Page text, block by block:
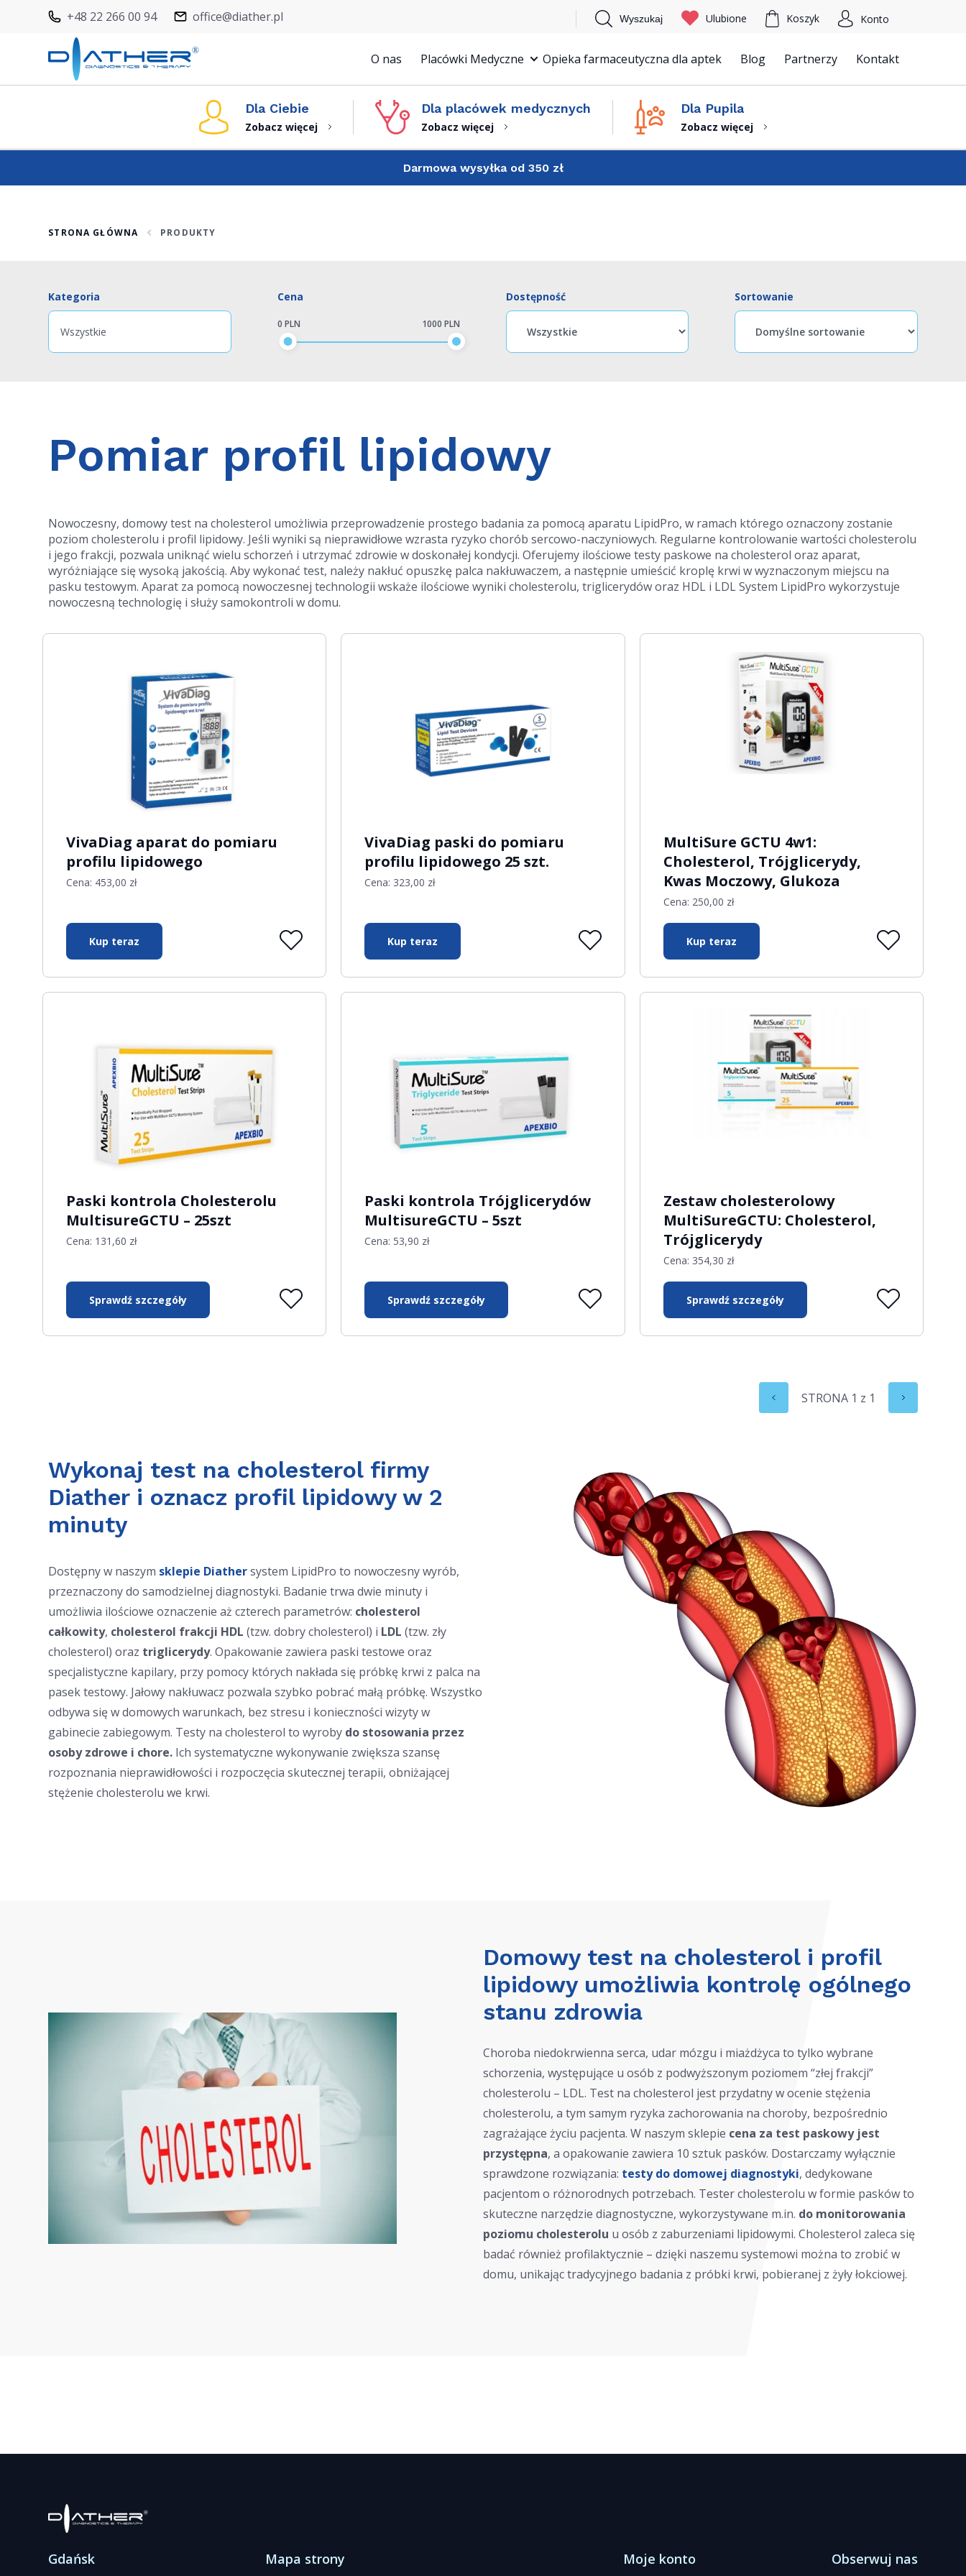
+48 22 266 00 94 office@diather.pl
O nas Placówki Medyczne Opieka farmaceutyczna dla aptek Blog Partnerzy Kontakt
Wyszukaj Ulubione Koszyk Konto
Dla Ciebie
Zobacz więcej
Dla placówek medycznych
Zobacz więcej
Dla Pupila
Zobacz więcej
Darmowa wysyłka od 350 zł
STRONA GŁÓWNA PRODUKTY
Kategoria
Wszystkie
Cena
0 PLN 1000 PLN
Dostępność Sortowanie
Pomiar profil lipidowy
Nowoczesny, domowy test na cholesterol umożliwia przeprowadzenie prostego badania za pomocą aparatu LipidPro, w ramach którego oznaczony zostanie
poziom cholesterolu i profil lipidowy. Jeśli wyniki są nieprawidłowe wzrasta ryzyko chorób sercowo-naczyniowych. Regularne kontrolowanie wartości cholesterolu
i jego frakcji, pozwala uniknąć wielu schorzeń i utrzymać zdrowie w doskonałej kondycji. Oferujemy ilościowe testy paskowe na cholesterol oraz aparat,
wyróżniające się wysoką jakością. Aby wykonać test, należy nakłuć opuszkę palca nakłuwaczem, a następnie umieścić kroplę krwi w wyznaczonym miejscu na
pasku testowym. Aparat za pomocą nowoczesnej technologii wskaże ilościowe wyniki cholesterolu, triglicerydów oraz HDL i LDL System LipidPro wykorzystuje
nowoczesną technologię i służy samokontroli w domu.
VivaDiag aparat do pomiaru
profilu lipidowego
Cena: 453,00 zł
Kup teraz
VivaDiag paski do pomiaru
profilu lipidowego 25 szt.
Cena: 323,00 zł
Kup teraz
MultiSure GCTU 4w1:
Cholesterol, Trójglicerydy,
Kwas Moczowy, Glukoza
Cena: 250,00 zł
Kup teraz
Paski kontrola Cholesterolu
MultisureGCTU – 25szt
Cena: 131,60 zł
Sprawdź szczegóły
Paski kontrola Trójglicerydów
MultisureGCTU – 5szt
Cena: 53,90 zł
Sprawdź szczegóły
Zestaw cholesterolowy
MultiSureGCTU: Cholesterol,
Trójglicerydy
Cena: 354,30 zł
Sprawdź szczegóły
STRONA 1 z 1
Wykonaj test na cholesterol firmy
Diather i oznacz profil lipidowy w 2
minuty
Dostępny w naszym sklepie Diathersystem LipidPro to nowoczesny wyrób,
przeznaczony do samodzielnej diagnostyki. Badanie trwa dwie minuty i
umożliwia ilościowe oznaczenie aż czterech parametrów: cholesterol
całkowity, cholesterol frakcji HDL (tzw. dobry cholesterol) i LDL (tzw. zły
cholesterol) oraz triglicerydy. Opakowanie zawiera paski testowe oraz
specjalistyczne kapilary, przy pomocy których nakłada się próbkę krwi z palca na
pasek testowy. Jałowy nakłuwacz pozwala szybko pobrać małą próbkę. Wszystko
odbywa się w domowych warunkach, bez stresu i konieczności wizyty w
gabinecie zabiegowym. Testy na cholesterol to wyroby do stosowania przez
osoby zdrowe i chore. Ich systematyczne wykonywanie zwiększa szansę
rozpoznania nieprawidłowości i rozpoczęcia skutecznej terapii, obniżającej
stężenie cholesterolu we krwi.
Domowy test na cholesterol i profil
lipidowy umożliwia kontrolę ogólnego
stanu zdrowia
Choroba niedokrwienna serca, udar mózgu i miażdżyca to tylko wybrane
schorzenia, występujące u osób z podwyższonym poziomem “złej frakcji”
cholesterolu – LDL. Test na cholesterol jest przydatny w ocenie stężenia
cholesterolu, a tym samym ryzyka zachorowania na choroby, bezpośrednio
zagrażające życiu pacjenta. W naszym sklepie cena za test paskowy jest
przystępna, a opakowanie zawiera 10 sztuk pasków. Dostarczamy wyłącznie
sprawdzone rozwiązania: testy do domowej diagnostyki, dedykowane
pacjentom o różnorodnych potrzebach. Tester cholesterolu w formie pasków to
skuteczne narzędzie diagnostyczne, wykorzystywane m.in. do monitorowania
poziomu cholesterolu u osób z zaburzeniami lipidowymi. Cholesterol zaleca się
badać również profilaktycznie – dzięki naszemu systemowi można to zrobić w
domu, unikając tradycyjnego badania z próbki krwi, pobieranej z żyły łokciowej.
Gdańsk Mapa strony Moje konto Obserwuj nas